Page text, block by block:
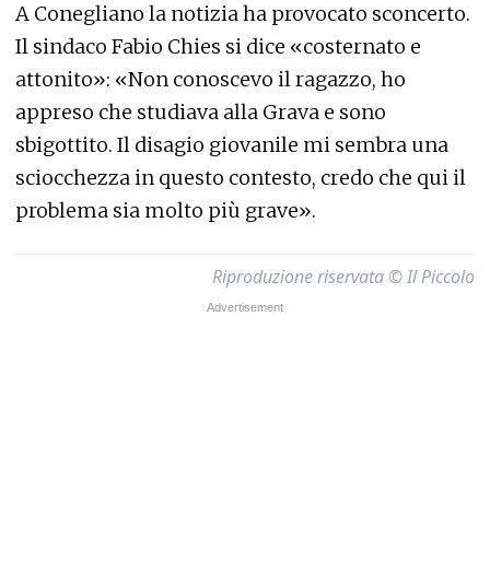
A Conegliano la notizia ha provocato sconcerto.
Il sindaco Fabio Chies si dice «costernato e
attonito»: «Non conoscevo il ragazzo, ho
appreso che studiava alla Grava e sono
sbigottito. Il disagio giovanile mi sembra una
sciocchezza in questo contesto, credo che qui il
problema sia molto più grave».
Riproduzione riservata © Il Piccolo